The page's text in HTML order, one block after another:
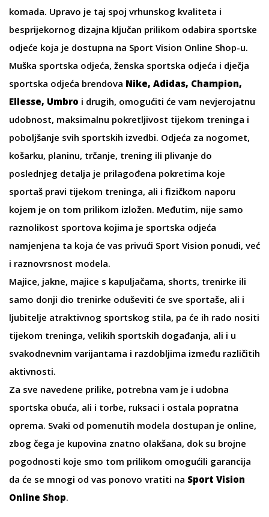
komada. Upravo je taj spoj vrhunskog kvaliteta i
besprijekornog dizajna ključan prilikom odabira sportske
odjeće koja je dostupna na Sport Vision Online Shop-u.
Muška sportska odjeća, ženska sportska odjeća i dječja
sportska odjeća brendova Nike, Adidas, Champion,
Ellesse, Umbro i drugih, omogućiti će vam nevjerojatnu
udobnost, maksimalnu pokretljivost tijekom treninga i
poboljšanje svih sportskih izvedbi. Odjeća za nogomet,
košarku, planinu, trčanje, trening ili plivanje do
poslednjeg detalja je prilagođena pokretima koje
sportaš pravi tijekom treninga, ali i fizičkom naporu
kojem je on tom prilikom izložen. Međutim, nije samo
raznolikost sportova kojima je sportska odjeća
namjenjena ta koja će vas privući Sport Vision ponudi, već
i raznovrsnost modela.
Majice, jakne, majice s kapuljačama, shorts, trenirke ili
samo donji dio trenirke oduševiti će sve sportaše, ali i
ljubitelje atraktivnog sportskog stila, pa će ih rado nositi
tijekom treninga, velikih sportskih događanja, ali i u
svakodnevnim varijantama i razdobljima između različitih
aktivnosti.
Za sve navedene prilike, potrebna vam je i udobna
sportska obuća, ali i torbe, ruksaci i ostala popratna
oprema. Svaki od pomenutih modela dostupan je online,
zbog čega je kupovina znatno olakšana, dok su brojne
pogodnosti koje smo tom prilikom omogućili garancija
da će se mnogi od vas ponovo vratiti na Sport Vision
Online Shop.